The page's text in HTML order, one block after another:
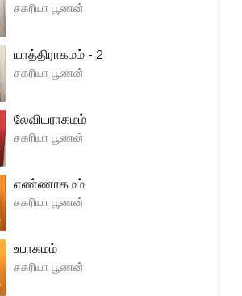
சகரியா பூணன்
யாத்திராகமம் - 2
சகரியா பூணன்
லேவியராகமம்
சகரியா பூணன்
எண்ணாகமம்
சகரியா பூணன்
உபாகமம்
சகரியா பூணன்